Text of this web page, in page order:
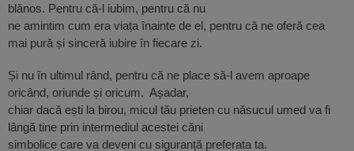
blănos. Pentru că-l iubim, pentru că nu
ne amintim cum era viața înainte de el, pentru că ne oferă cea
mai pură și sinceră iubire în fiecare zi.
Și nu în ultimul rând, pentru că ne place să-l avem aproape
oricând, oriunde și oricum. Așadar,
chiar dacă ești la birou, micul tău prieten cu năsucul umed va fi
lângă tine prin intermediul acestei căni
simbolice care va deveni cu siguranță preferata ta.